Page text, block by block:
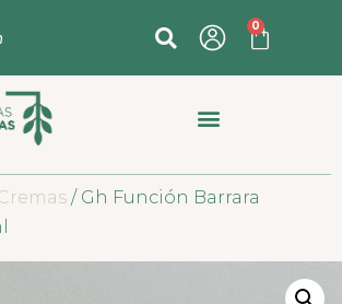
0
/ Gh Función Barrara